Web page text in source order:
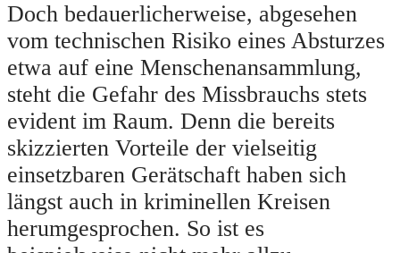
Doch bedauerlicherweise, abgesehen
vom technischen Risiko eines Absturzes
etwa auf eine Menschenansammlung,
steht die Gefahr des Missbrauchs stets
evident im Raum. Denn die bereits
skizzierten Vorteile der vielseitig
einsetzbaren Gerätschaft haben sich
längst auch in kriminellen Kreisen
herumgesprochen. So ist es